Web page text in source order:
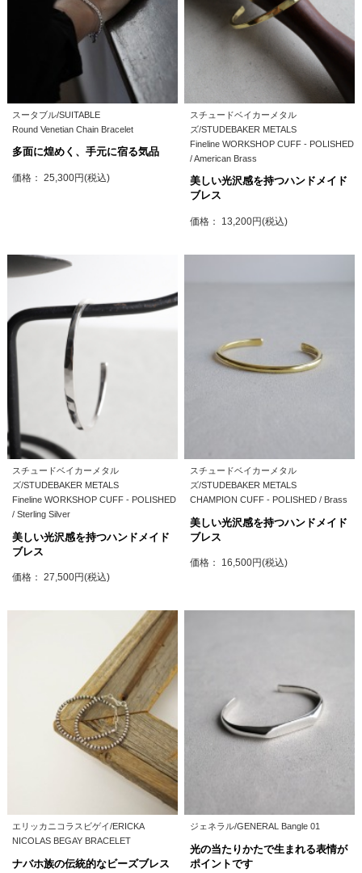
スータブル/SUITABLE
Round Venetian Chain Bracelet
多面に煌めく、手元に宿る気品
価格： 25,300円(税込)
スチュードベイカーメタル
ズ/STUDEBAKER METALS
Fineline WORKSHOP CUFF - POLISHED
/ American Brass
美しい光沢感を持つハンドメイド
ブレス
価格： 13,200円(税込)
スチュードベイカーメタル
ズ/STUDEBAKER METALS
Fineline WORKSHOP CUFF - POLISHED
/ Sterling Silver
美しい光沢感を持つハンドメイド
ブレス
価格： 27,500円(税込)
スチュードベイカーメタル
ズ/STUDEBAKER METALS
CHAMPION CUFF - POLISHED / Brass
美しい光沢感を持つハンドメイド
ブレス
価格： 16,500円(税込)
エリッカニコラスビゲイ/ERICKA
NICOLAS BEGAY BRACELET
ナバホ族の伝統的なビーズブレス
ジェネラル/GENERAL Bangle 01
光の当たりかたで生まれる表情が
ポイントです